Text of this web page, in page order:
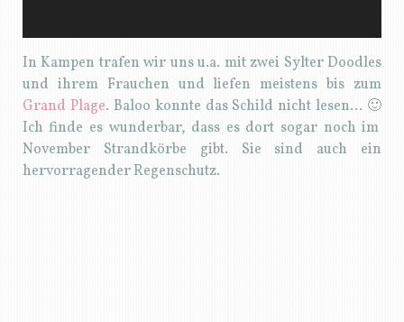
In Kampen trafen wir uns u.a. mit zwei Sylter Doodles
und ihrem Frauchen und liefen meistens bis zum
Grand Plage. Baloo konnte das Schild nicht lesen… 🙂
Ich finde es wunderbar, dass es dort sogar noch im
November Strandkörbe gibt. Sie sind auch ein
hervorragender Regenschutz.